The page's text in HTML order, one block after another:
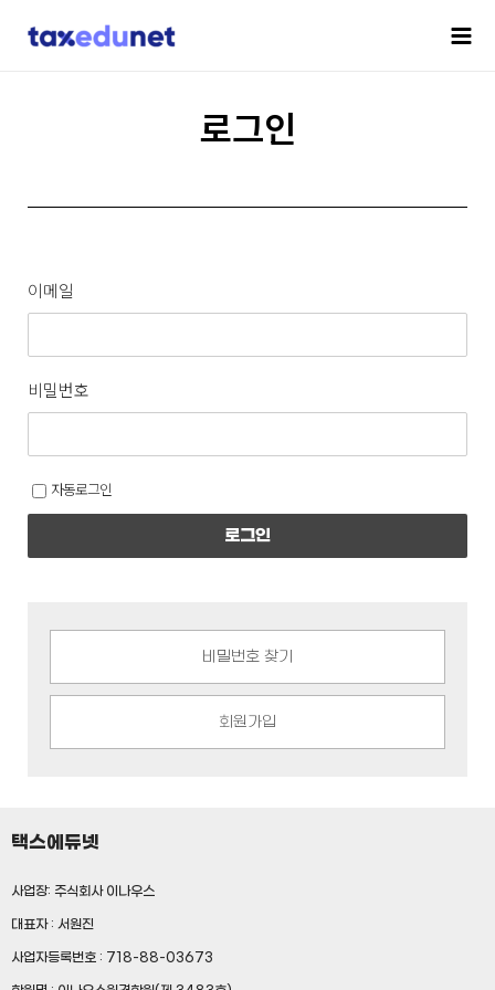
로그인
이메일
비밀번호
자동로그인
로그인
비밀번호 찾기
회원가입
택스에듀넷
사업장: 주식회사 이나우스
대표자 : 서원진
사업자등록번호 : 718-88-03673